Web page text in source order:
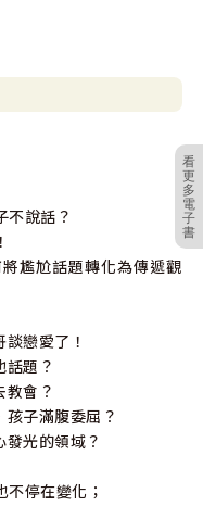
看
更
多
電
子
書
不說話？
尷尬話題轉化為傳遞觀
戀愛了！
題？
會？
子滿腹委屈？
光的領域？
停在變化；